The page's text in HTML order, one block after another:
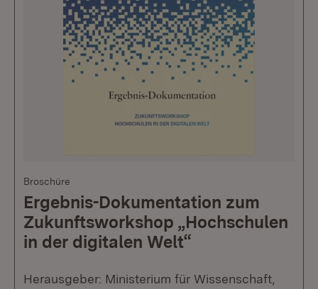
Broschüre
Ergebnis-Dokumentation zum
Zukunftsworkshop „Hochschulen
in der digitalen Welt“
Herausgeber: Ministerium für Wissenschaft,